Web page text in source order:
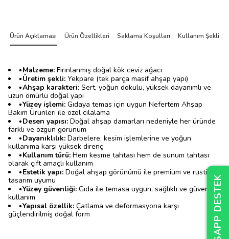
Ürün Açıklaması Ürün Özellikleri Saklama Koşulları Kullanım Şekli
•Malzeme: Fırınlanmış doğal kök ceviz ağacı
•Üretim şekli: Yekpare (tek parça masif ahşap yapı)
•Ahşap karakteri: Sert, yoğun dokulu, yüksek dayanımlı ve
uzun ömürlü doğal yapı
•Yüzey işlemi: Gıdaya temas için uygun Nefertem Ahşap
Bakım Ürünleri ile özel cilalama
•Desen yapısı: Doğal ahşap damarları nedeniyle her üründe
farklı ve özgün görünüm
•Dayanıklılık: Darbelere, kesim işlemlerine ve yoğun
kullanıma karşı yüksek direnç
•Kullanım türü: Hem kesme tahtası hem de sunum tahtası
olarak çift amaçlı kullanım
•Estetik yapı: Doğal ahşap görünümü ile premium ve rustik
tasarım uyumu
•Yüzey güvenliği: Gıda ile temasa uygun, sağlıklı ve güvenli
kullanım
•Yapısal özellik: Çatlama ve deformasyona karşı
güçlendirilmiş doğal form